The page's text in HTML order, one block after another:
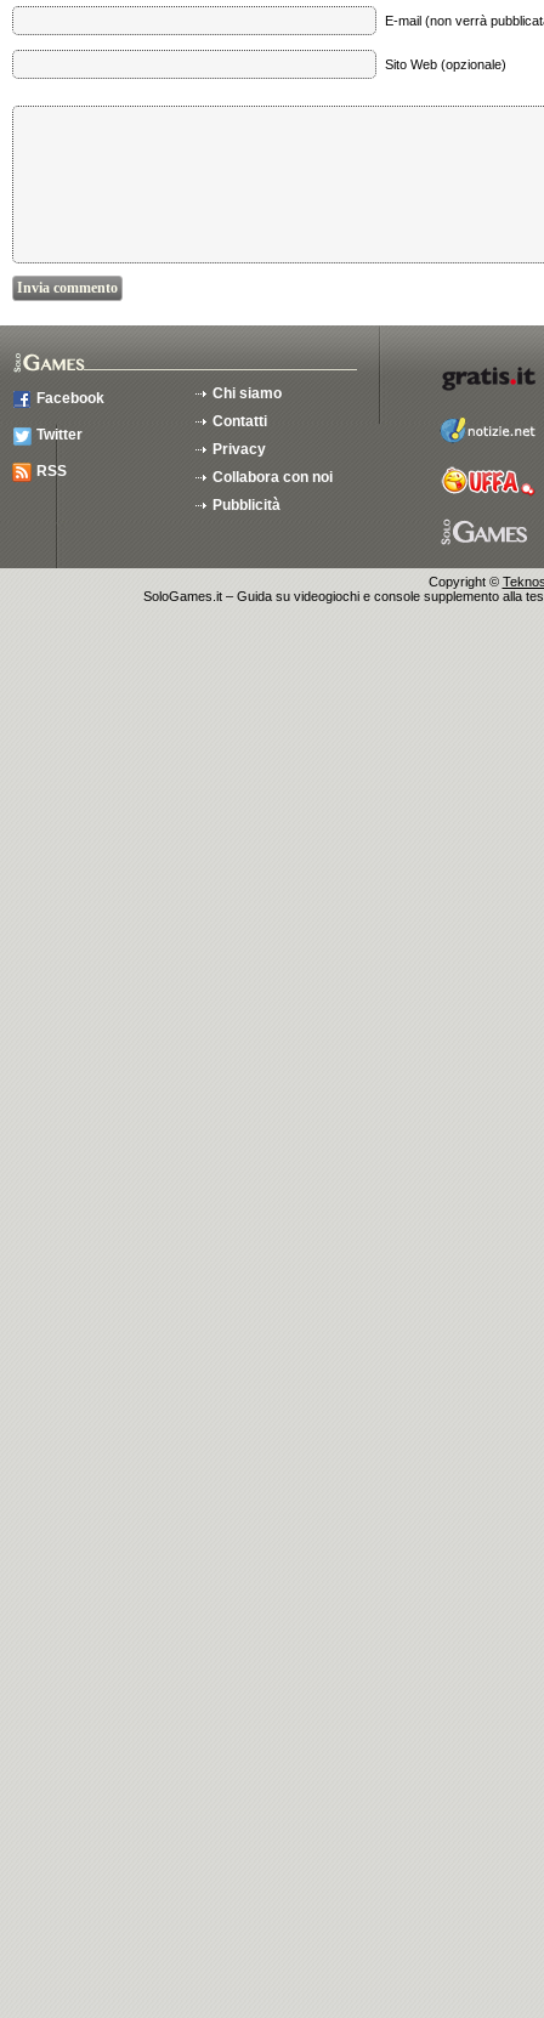
E-mail (non verrà
Sito Web (opzionale)
Facebook
Twitter
RSS
Chi siamo
Contatti
Privacy
Collabora con noi
Pubblicità
Copyright ©
SoloGames.it – Guida su videogiochi e console supplemento alla